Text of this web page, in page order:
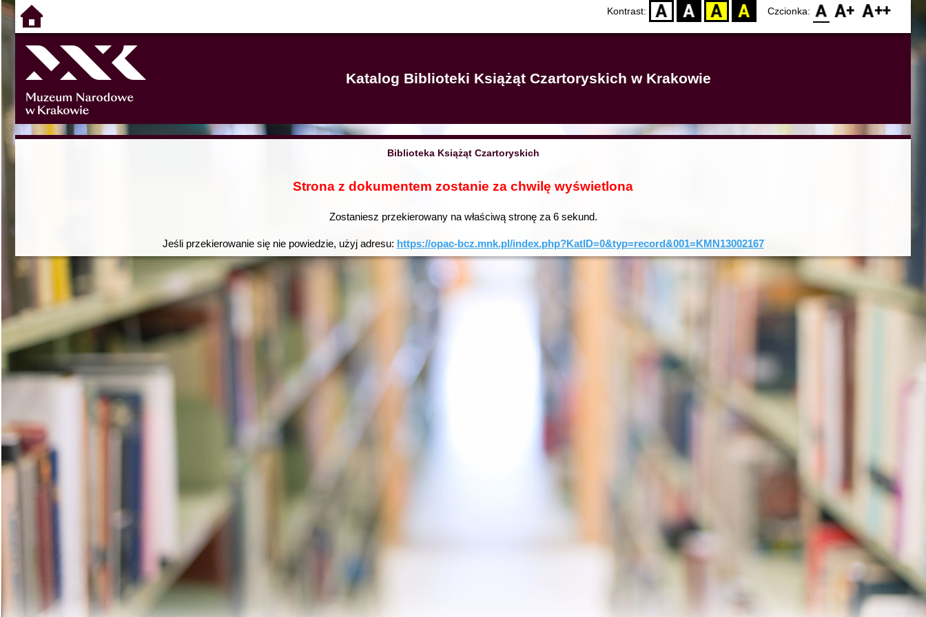
Kontrast: D BW YB BY Czcionka: F0 F1 F2
Katalog Biblioteki Książąt Czartoryskich w Krakowie
Biblioteka Książąt Czartoryskich
Strona z dokumentem zostanie za chwilę wyświetlona
Zostaniesz przekierowany na właściwą stronę za 6sekund.
Jeśli przekierowanie się nie powiedzie, użyj adresu: https://opac-bcz.mnk.pl/index.php?KatID=0&typ=record&001=KMN13002167